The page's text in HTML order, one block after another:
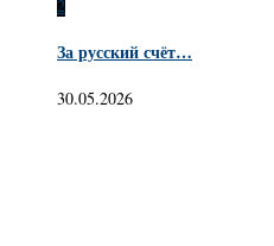
2
За русский счёт…
30.05.2026